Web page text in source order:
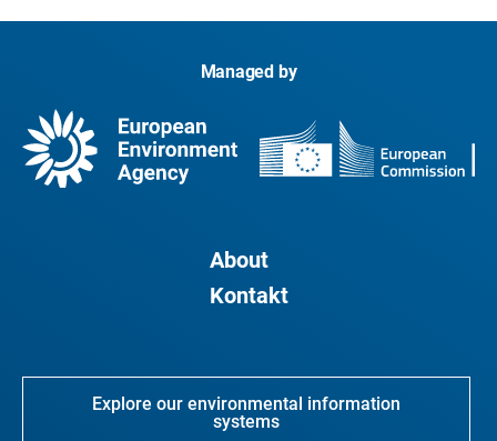
Managed by
About
Kontakt
Explore our environmental information
systems